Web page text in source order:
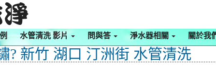
水管清洗 影片 問與答 淨水器相關 關於我
? 新竹 湖口 汀洲街 水管清洗